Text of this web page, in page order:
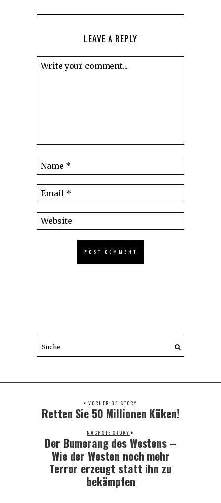
LEAVE A REPLY
VORHERIGE STORY
Previous
Retten Sie 50 Millionen Küken!
NÄCHSTE STORY
Next
Der Bumerang des Westens –
Wie der Westen noch mehr
Terror erzeugt statt ihn zu
bekämpfen